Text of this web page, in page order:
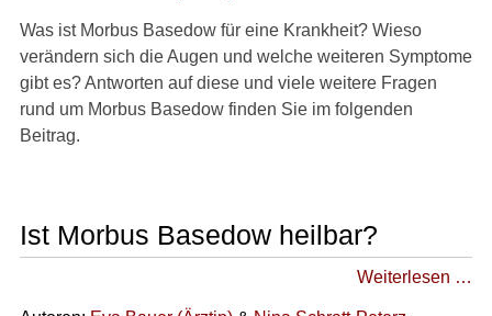
Was ist Morbus Basedow für eine Krankheit? Wieso
verändern sich die Augen und welche weiteren Symptome
gibt es? Antworten auf diese und viele weitere Fragen
rund um Morbus Basedow finden Sie im folgenden
Beitrag.
Ist Morbus Basedow heilbar?
Weiterlesen …
► Gesundheitsthemen
►
Symptome
►
►